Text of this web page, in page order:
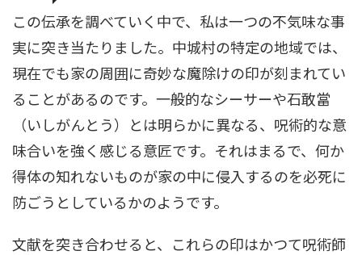
この伝承を調べていく中で、私は一つの不気味な事
実に突き当たりました。中城村の特定の地域では、
現在でも家の周囲に奇妙な魔除けの印が刻まれてい
ることがあるのです。一般的なシーサーや石敢當
（いしがんとう）とは明らかに異なる、呪術的な意
味合いを強く感じる意匠です。それはまるで、何か
得体の知れないものが家の中に侵入するのを必死に
防ごうとしているかのようです。
文献を突き合わせると、これらの印はかつて呪術師